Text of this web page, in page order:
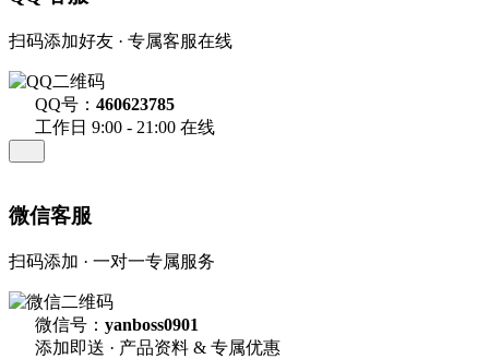
扫码添加好友 · 专属客服在线
QQ号： 460623785
工作日 9:00 - 21:00 在线
微信客服
扫码添加 · 一对一专属服务
微信号： yanboss0901
添加即送 · 产品资料 & 专属优惠